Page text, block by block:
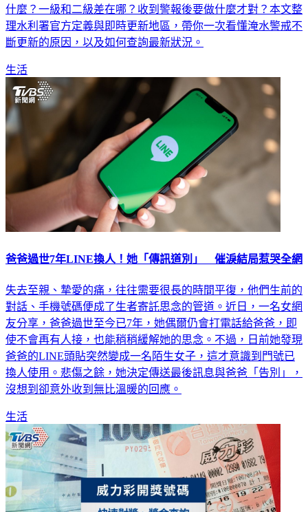
什麼？一級和二級差在哪？收到警報後要做什麼才對？本文整
理水利署官方定義與即時更新地區，帶你一次看懂淹水警戒不
斷更新的原因，以及如何查詢最新狀況。
生活
爸爸過世7年LINE換人！她「傳訊道別」 催淚結局惹哭全網
失去至親、摯愛的痛，往往需要很長的時間平復，他們生前的
對話、手機號碼便成了生者寄託思念的管道。近日，一名女網
友分享，爸爸過世至今已7年，她偶爾仍會打電話給爸爸，即
使不會再有人接，也能稍稍緩解她的思念。不過，日前她發現
爸爸的LINE頭貼突然變成一名陌生女子，這才意識到門號已
換人使用。悲傷之餘，她決定傳送最後訊息與爸爸「告別」，
沒想到卻意外收到無比溫暖的回應。
生活